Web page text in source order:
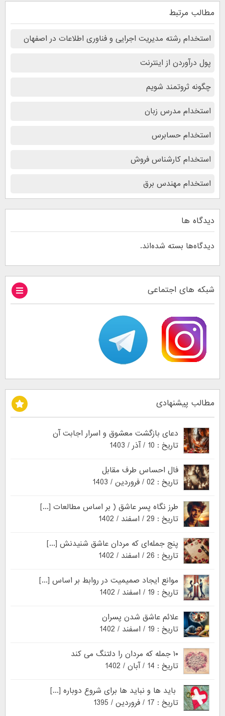
مطالب مرتبط
استخدام رشته مدیریت اجرایی و فناوری اطلاعات در اصفهان
پول درآوردن از اینترنت
چگونه ثروتمند شویم
استخدام مدرس زبان
استخدام حسابرس
استخدام کارشناس فروش
استخدام مهندس برق
دیدگاه ها
دیدگاه‌ها بسته شده‌اند.
شبکه های اجتماعی
مطالب پیشنهادی
دعای بازگشت معشوق و اسرار اجابت آن
تاریخ : 10 / آذر / 1403
فال احساس طرف مقابل
تاریخ : 02 / فروردین / 1403
طرز نگاه پسر عاشق ( بر اساس مطالعات [...]
تاریخ : 29 / اسفند / 1402
پنج جمله‌ای که مردان عاشق شنیدنش [...]
تاریخ : 26 / اسفند / 1402
موانع ایجاد صمیمیت در روابط بر اساس [...]
تاریخ : 19 / اسفند / 1402
علائم عاشق شدن پسران
تاریخ : 19 / اسفند / 1402
۱۰ جمله که مردان را دلتنگ می کند
تاریخ : 14 / آبان / 1402
باید ها و نباید ها برای شروع دوباره [...]
تاریخ : 17 / فروردین / 1395